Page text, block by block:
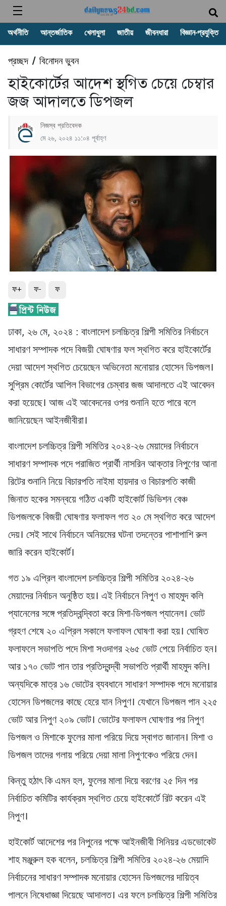
অর্থনীতি আন্তর্জাতিক খেলাধুলা জাতীয় জীবনধারা বিজ্ঞান-প্রযুক্তি
প্রচ্ছদ/ বিনোদন ভুবন
হাইকোর্টের আদেশ স্থগিত চেয়ে চেম্বার
জজ আদালতে ডিপজল
নিজস্ব প্রতিবেদক
মে ২৬, ২০২৪ ১১:০৪ পূর্বাহ্ণ
ফ+ ফ- ফ
ঢাকা, ২৬ মে, ২০২৪ : বাংলাদেশ চলচ্চিত্র শিল্পী সমিতির নির্বাচনে
সাধারণ সম্পাদক পদে বিজয়ী ঘোষণার ফল স্থগিত করে হাইকোর্টের
দেয়া আদেশ স্থগিত চেয়েছেন অভিনেতা মনোয়ার হোসেন ডিপজল।
সুপ্রিম কোর্টের আপিল বিভাগের চেম্বার জজ আদালতে এই আবেদন
করা হয়েছে। আজ এই আবেদনের ওপর শুনানি হতে পারে বলে
জানিয়েছেন আইনজীবীরা।
বাংলাদেশ চলচ্চিত্র শিল্পী সমিতির ২০২৪-২৬ মেয়াদের নির্বাচনে
সাধারণ সম্পাদক পদে পরাজিত প্রার্থী নাসরিন আক্তার নিপুণের আনা
রিটের শুনানি নিয়ে বিচারপতি নাইমা হায়দার ও বিচারপতি কাজী
জিনাত হকের সমন্বয়ে গঠিত একটি হাইকোর্ট ডিভিশন বেঞ্চ
ডিপজলকে বিজয়ী ঘোষণার ফলাফল গত ২০ মে স্থগিত করে আদেশ
দেয়। সেই সাথে নির্বাচনে অনিয়মের ঘটনা তদন্তের পাশাপাশি রুল
জারি করেন হাইকোর্ট।
গত ১৯ এপ্রিল বাংলাদেশ চলচ্চিত্র শিল্পী সমিতির ২০২৪-২৬
মেয়াদের নির্বাচন অনুষ্ঠিত হয়। এই নির্বাচনে নিপুণ ও মাহমুদ কলি
প্যানেলের সঙ্গে প্রতিদ্বন্দ্বিতা করে মিশা-ডিপজল প্যানেল। ভোট
গ্রহণ শেষে ২০ এপ্রিল সকালে ফলাফল ঘোষণা করা হয়। ঘোষিত
ফলাফলে সভাপতি পদে মিশা সওদাগর ২৬৫ ভোট পেয়ে নির্বাচিত হন।
আর ১৭০ ভোট পান তার প্রতিদ্বন্দ্বী সভাপতি প্রার্থী মাহমুদ কলি।
অন্যদিকে মাত্র ১৬ ভোটের ব্যবধানে সাধারণ সম্পাদক পদে মনোয়ার
হোসেন ডিপজলের কাছে হেরে যান নিপুণ। যেখানে ডিপজল পান ২২৫
ভোট আর নিপুণ ২০৯ ভোট। ভোটের ফলাফল ঘোষণার পর নিপুণ
ডিপজল ও মিশাকে ফুলের মালা পরিয়ে দিয়ে স্বাগত জানান। মিশা ও
ডিপজল তাদের গলায় পরিয়ে দেয়া মালা নিপুণকেও পরিয়ে দেন।
কিন্তু হঠাৎ কি এমন হল, ফুলের মালা দিয়ে বরণের ২৫ দিন পর
নির্বাচিত কমিটির কার্যক্রম স্থগিত চেয়ে হাইকোর্টে রিট করেন এই
নিপুণ।
হাইকোর্ট আদেশের পর নিপুনের পক্ষে আইনজীবী সিনিয়র এডভোকেট
শাহ মঞ্জুরুল হক বলেন, চলচ্চিত্র শিল্পী সমিতির ২০২৪-২৬ মেয়াদি
নির্বাচনের সাধারণ সম্পাদক মনোয়ার হোসেন ডিপজলের দায়িত্ব
পালনে নিষেধাজ্ঞা দিয়েছে আদালত। এর ফলে চলচ্চিত্র শিল্পী সমিতির